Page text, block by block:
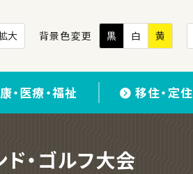
大 背景色変更 黒 白 黄
・医療・福祉 移住・定住
・ゴルフ大会